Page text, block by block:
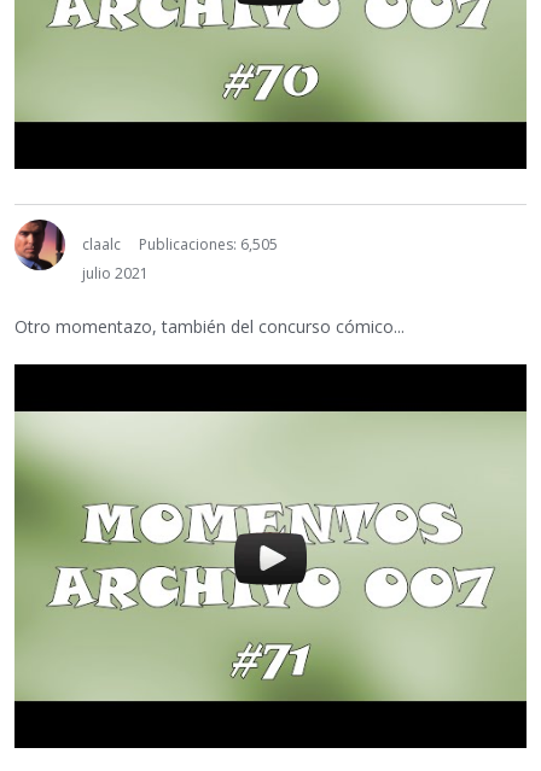
claalc
Publicaciones: 6,505
julio 2021
Otro momentazo, también del concurso cómico...